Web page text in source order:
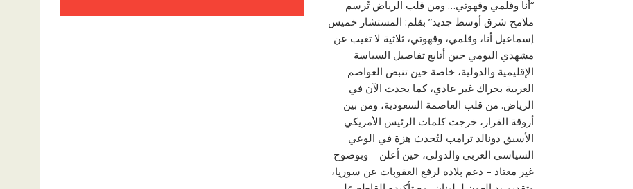
“أنا وقلمي وقهوتي… ومن قلب الرياض تُرسم
ملامح شرق أوسط جديد” بقلم: المستشار خميس
إسماعيل أنا، وقلمي، وقهوتي، ثلاثية لا تغيب عن
مشهدي اليومي حين أتابع تفاصيل السياسة
الإقليمية والدولية، خاصة حين تنبض العواصم
العربية بحراك غير عادي، كما يحدث الآن في
الرياض. من قلب العاصمة السعودية، ومن بين
أروقة القرار، خرجت كلمات الرئيس الأمريكي
الأسبق دونالد ترامب لتُحدث هزة في الوعي
السياسي العربي والدولي، حين أعلن – وبوضوح
غير معتاد – دعم بلاده لرفع العقوبات عن سوريا،